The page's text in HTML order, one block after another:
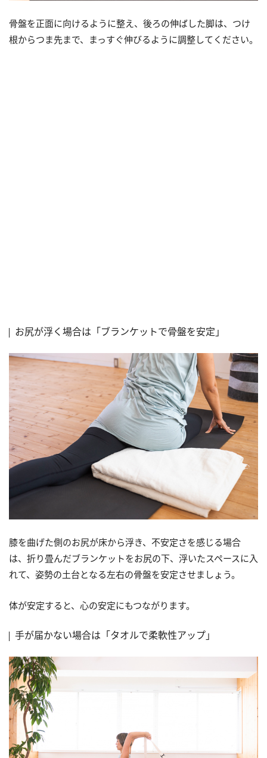
骨盤を正面に向けるように整え、後ろの伸ばした脚は、つけ
根からつま先まで、まっすぐ伸びるように調整してください。
お尻が浮く場合は「ブランケットで骨盤を安定」
膝を曲げた側のお尻が床から浮き、不安定さを感じる場合
は、折り畳んだブランケットをお尻の下、浮いたスペースに入
れて、姿勢の土台となる左右の骨盤を安定させましょう。
体が安定すると、心の安定にもつながります。
手が届かない場合は「タオルで柔軟性アップ」